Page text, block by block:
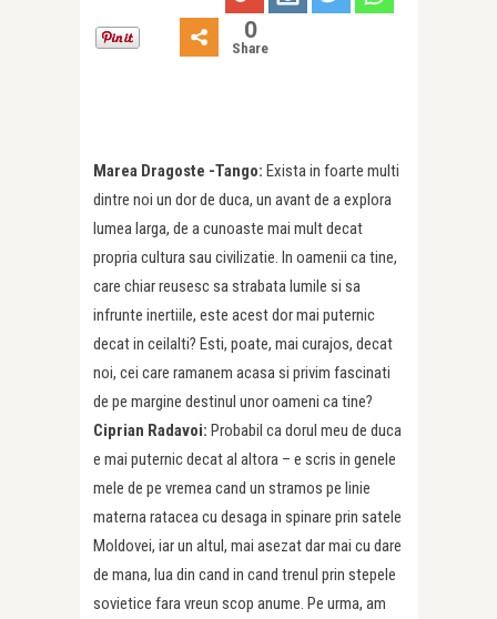
0
Share
Marea Dragoste -Tango: Exista in foarte multi
dintre noi un dor de duca, un avant de a explora
lumea larga, de a cunoaste mai mult decat
propria cultura sau civilizatie. In oamenii ca tine,
care chiar reusesc sa strabata lumile si sa
infrunte inertiile, este acest dor mai puternic
decat in ceilalti? Esti, poate, mai curajos, decat
noi, cei care ramanem acasa si privim fascinati
de pe margine destinul unor oameni ca tine?
Ciprian Radavoi: Probabil ca dorul meu de duca
e mai puternic decat al altora – e scris in genele
mele de pe vremea cand un stramos pe linie
materna ratacea cu desaga in spinare prin satele
Moldovei, iar un altul, mai asezat dar mai cu dare
de mana, lua din cand in cand trenul prin stepele
sovietice fara vreun scop anume. Pe urma, am